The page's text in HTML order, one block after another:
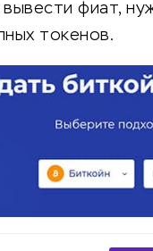
фиат,
токенов.